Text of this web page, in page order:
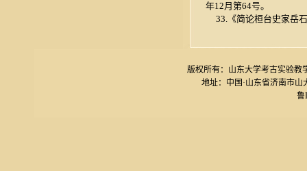
年12月第64号。
33.《简论桓台史家岳
版权所有：山东大学考古实验教
地址：中国·山东省济南市山
鲁